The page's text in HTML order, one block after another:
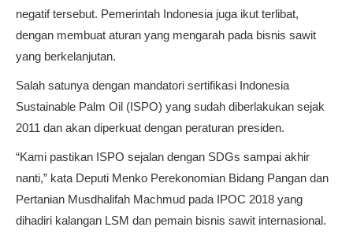
negatif tersebut. Pemerintah Indonesia juga ikut terlibat,
dengan membuat aturan yang mengarah pada bisnis sawit
yang berkelanjutan.
Salah satunya dengan mandatori sertifikasi Indonesia
Sustainable Palm Oil (ISPO) yang sudah diberlakukan sejak
2011 dan akan diperkuat dengan peraturan presiden.
“Kami pastikan ISPO sejalan dengan SDGs sampai akhir
nanti,” kata Deputi Menko Perekonomian Bidang Pangan dan
Pertanian Musdhalifah Machmud pada IPOC 2018 yang
dihadiri kalangan LSM dan pemain bisnis sawit internasional.